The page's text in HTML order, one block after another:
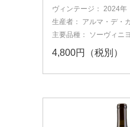
ヴィンテージ： 2024年
生産者： アルマ・デ・
主要品種： ソーヴィニ
4,800円（税別）